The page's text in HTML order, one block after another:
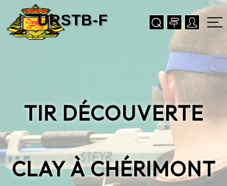
TIR DÉCOUVERTE
CLAY À CHÉRIMONT